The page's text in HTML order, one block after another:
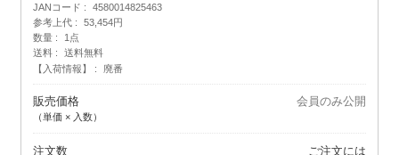
JANコード
4580014825463
参考上代
53,454円
数量
1点
送料
送料無料
【入荷情報】
廃番
販売価格
（単価 × 入数）
会員のみ公開
注文数
ご注文には